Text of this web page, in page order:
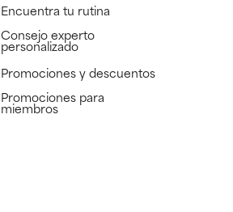
Encuentra tu rutina
Consejo experto
personalizado
Promociones y descuentos​
Promociones para
miembros